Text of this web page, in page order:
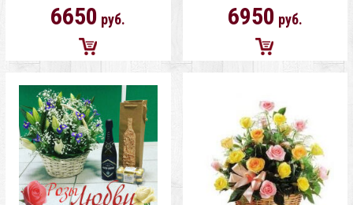
6650 руб.
Добавить
в
корзину
6950 руб.
Добавить
корзину